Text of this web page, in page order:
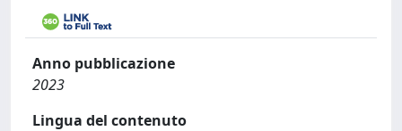
Anno pubblicazione
2023
Lingua del contenuto